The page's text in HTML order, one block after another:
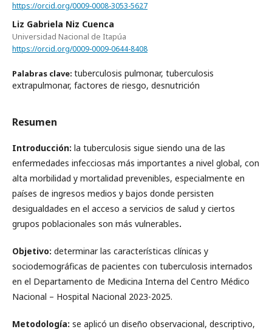
https://orcid.org/0009-0008-3053-5627
Liz Gabriela Niz Cuenca
Universidad Nacional de Itapúa
https://orcid.org/0009-0009-0644-8408
Palabras clave: tuberculosis pulmonar, tuberculosis
extrapulmonar, factores de riesgo, desnutrición
Resumen
Introducción: la tuberculosis sigue siendo una de las
enfermedades infecciosas más importantes a nivel global, con
alta morbilidad y mortalidad prevenibles, especialmente en
países de ingresos medios y bajos donde persisten
desigualdades en el acceso a servicios de salud y ciertos
grupos poblacionales son más vulnerables.
Objetivo: determinar las características clínicas y
sociodemográficas de pacientes con tuberculosis internados
en el Departamento de Medicina Interna del Centro Médico
Nacional – Hospital Nacional 2023-2025.
Metodología: se aplicó un diseño observacional, descriptivo,